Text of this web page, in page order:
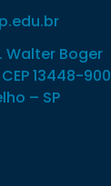
Walter Boger
13448-900
– SP